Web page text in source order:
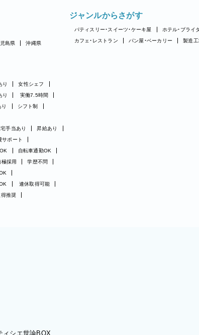
島県 沖縄県
ジャンルからさがす
パティスリー・スイーツ・ケーキ屋 ホテル・ブライ
カフェ・レストラン
パン屋・ベーカリー 製造工
り
女性シェフ
り
実働7.5時間
シフト制
手当あり
昇給あり
サポート
自転車通勤OK
極採用
学歴不問
連休取得可能
推奨
ィシエ世論BOX